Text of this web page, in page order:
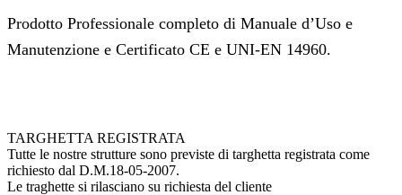
Prodotto Professionale completo di Manuale d’Uso e
Manutenzione e Certificato CE e UNI-EN 14960.
TARGHETTA REGISTRATA
Tutte le nostre strutture sono previste di targhetta registrata come
richiesto dal D.M.18-05-2007.
Le traghette si rilasciano su richiesta del cliente